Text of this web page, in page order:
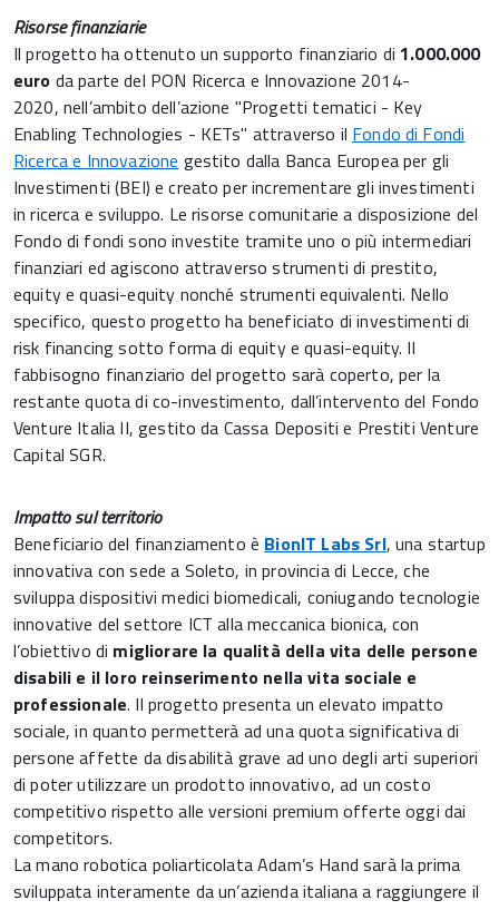
Risorse finanziarie
Il progetto ha ottenuto un supporto finanziario di1.000.000
euro da parte del PON Ricerca e Innovazione 2014-
2020, nell’ambito dell’azione "Progetti tematici - Key
Enabling Technologies - KETs" attraverso il Fondo di Fondi
Ricerca e Innovazione gestito dalla Banca Europea per gli
Investimenti (BEI) e creato per incrementare gli investimenti
in ricerca e sviluppo. Le risorse comunitarie a disposizione del
Fondo di fondi sono investite tramite uno o più intermediari
finanziari ed agiscono attraverso strumenti di prestito,
equity e quasi-equity nonché strumenti equivalenti. Nello
specifico, questo progetto ha beneficiato di investimenti di
risk financing sotto forma di equity e quasi-equity. Il
fabbisogno finanziario del progetto sarà coperto, per la
restante quota di co-investimento, dall’intervento del Fondo
Venture Italia II, gestito da Cassa Depositi e Prestiti Venture
Capital SGR.
Impatto sul territorio
Beneficiario del finanziamento è BionIT Labs Srl, una startup
innovativa con sede a Soleto, in provincia di Lecce, che
sviluppa dispositivi medici biomedicali, coniugando tecnologie
innovative del settore ICT alla meccanica bionica, con
l’obiettivo di migliorare la qualità della vita delle persone
disabili e il loro reinserimento nella vita sociale e
professionale. Il progetto presenta un elevato impatto
sociale, in quanto permetterà ad una quota significativa di
persone affette da disabilità grave ad uno degli arti superiori
di poter utilizzare un prodotto innovativo, ad un costo
competitivo rispetto alle versioni premium offerte oggi dai
competitors.
La mano robotica poliarticolata Adam’s Hand sarà la prima
sviluppata interamente da un’azienda italiana a raggiungere il